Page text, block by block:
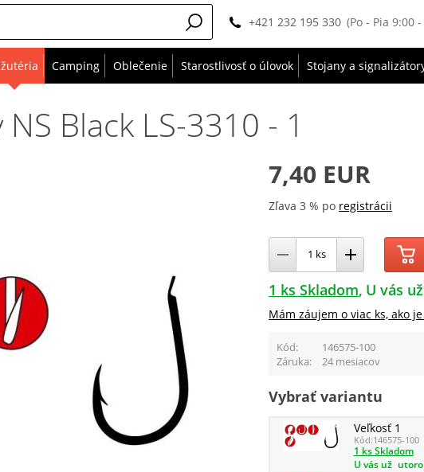
+421 232 195 330 (Po - Pia 9:00
Camping Oblečenie Starostlivosť o úlovok Stojany a
Black LS-3310 - 1
7,40 EUR
Zľava 3 % po registrácii
1 ks Skladom U vás
Mám záujem o viac ks, ako
Kód 146575-100
Záruka
24 mesiacov
Vybrať variantu
Veľkosť 1
Kód:146575-100
1 ks Skladom
U vás už